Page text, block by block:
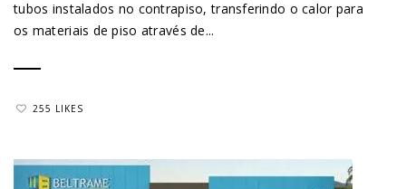
tubos instalados no contrapiso, transferindo o calor para
os materiais de piso através de...
255 LIKES